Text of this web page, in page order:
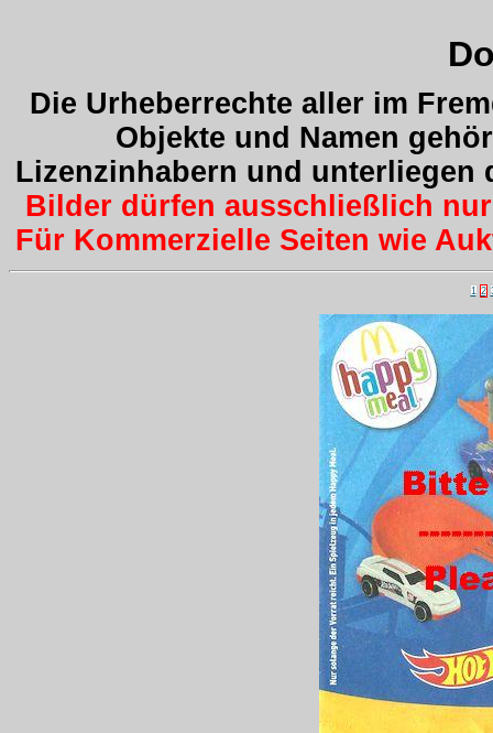
Die Urheberrechte aller im
Objekte und Namen
Lizenzinhabern und unterliegen
Bilder dürfen ausschließlich
Für Kommerzielle Seiten wie
1 2